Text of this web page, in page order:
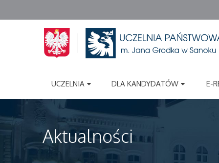
UCZELNIA DLA KANDYDATÓW E-
Aktualności